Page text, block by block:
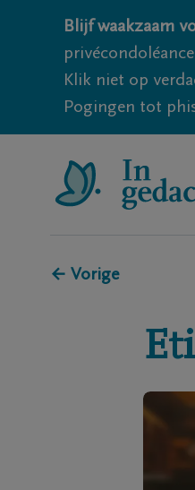
Blijf waakzaam
Klik niet op
Pogingen tot
← Vorige